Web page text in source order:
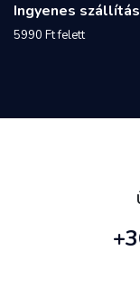
Ingyenes szállítás
5990 Ft felett